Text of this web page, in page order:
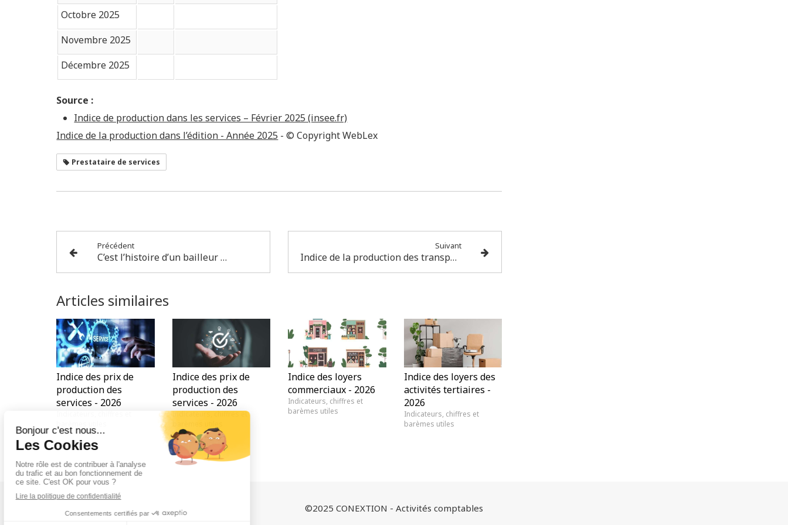
Octobre 2025
Novembre 2025
Décembre 2025
Source :
Indice de production dans les services – Février 2025 (insee.fr)
Indice de la production dans l’édition - Année 2025 - © Copyright WebLex
Prestataire de services
Précédent
C’est l’histoire d’un bailleur qui veut profiter des bonnes affaires de son locataire…
Suivant
Indice de la production des transports aériens - Année 2025
Articles similaires
Indice des prix de
production des
services - 2026
barèmes utiles
Indice des prix de
production des
services - 2026
Indicateurs, chiffres et
Indice des loyers
commerciaux - 2026
Indicateurs, chiffres et
barèmes utiles
Indice des loyers des
activités tertiaires -
2026
Indicateurs, chiffres et
barèmes utiles
©2025 CONEXTION - Activités comptables